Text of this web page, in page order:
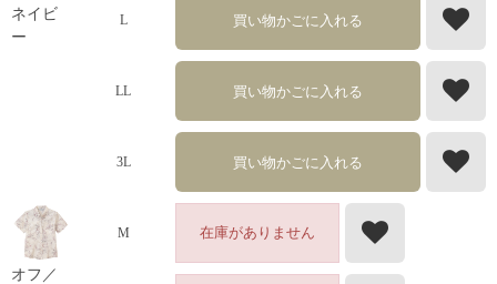
ネイビ
ー
L 買い物かごに入れる
LL 買い物かごに入れる
3L 買い物かごに入れる
オフ／
M 在庫がありません